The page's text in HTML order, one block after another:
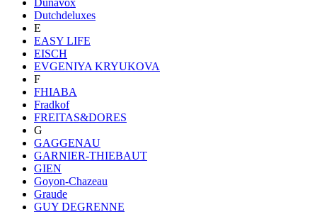
Dutchdeluxes
E
EASY LIFE
EISCH
EVGENIYA KRYUKOVA
F
FHIABA
Fradkof
FREITAS&DORES
G
GAGGENAU
GARNIER-THIEBAUT
GIEN
Goyon-Chazeau
Graude
GUY DEGRENNE